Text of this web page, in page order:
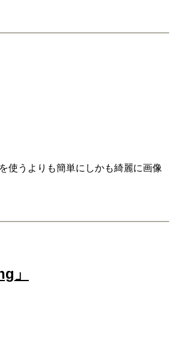
使うよりも簡単にしかも綺麗に画像
」